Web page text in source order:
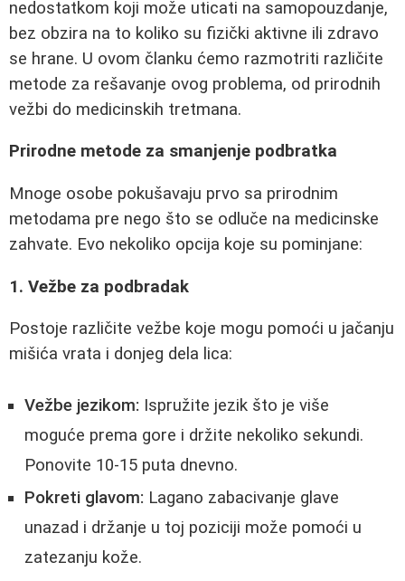
nedostatkom koji može uticati na samopouzdanje,
bez obzira na to koliko su fizički aktivne ili zdravo
se hrane. U ovom članku ćemo razmotriti različite
metode za rešavanje ovog problema, od prirodnih
vežbi do medicinskih tretmana.
Prirodne metode za smanjenje podbratka
Mnoge osobe pokušavaju prvo sa prirodnim
metodama pre nego što se odluče na medicinske
zahvate. Evo nekoliko opcija koje su pominjane:
1. Vežbe za podbradak
Postoje različite vežbe koje mogu pomoći u jačanju
mišića vrata i donjeg dela lica:
Vežbe jezikom: Ispružite jezik što je više
moguće prema gore i držite nekoliko sekundi.
Ponovite 10-15 puta dnevno.
Pokreti glavom: Lagano zabacivanje glave
unazad i držanje u toj poziciji može pomoći u
zatezanju kože.